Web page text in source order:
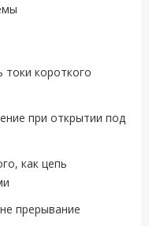
токи короткого
при открытии под
как цепь
прерывание